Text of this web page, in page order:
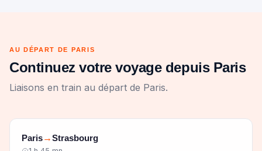
AU DÉPART DE PARIS
Continuez votre voyage depuis Paris
Liaisons en train au départ de Paris.
Paris→Strasbourg